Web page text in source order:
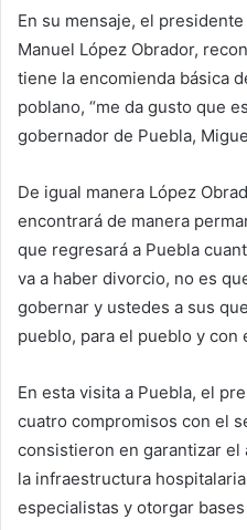
En su mensaje, el
Manuel López Obrador,
tiene la encomienda básica
poblano, “me da gusto que
gobernador de Puebla,
De igual manera López
encontrará de manera
que regresará a Puebla
va a haber divorcio, no es
gobernar y ustedes a sus
pueblo, para el pueblo y con
En esta visita a Puebla, el
cuatro compromisos con el
consistieron en garantizar el
la infraestructura
especialistas y otorgar